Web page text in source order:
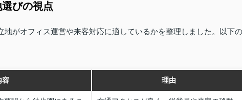
びの視点
がオフィス運営や来客対応に適しているかを整理しました。以下の
容 理由